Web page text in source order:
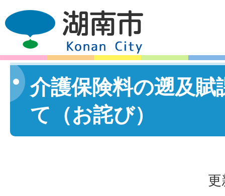
介護保険料の遡及賦
て（お詫び）